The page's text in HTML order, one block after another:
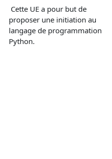
Cette UE a pour but de
proposer une initiation au
langage de programmation
Python.